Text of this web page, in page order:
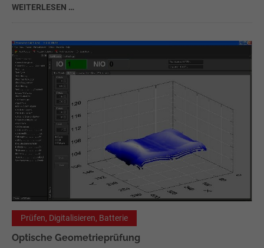
WEITERLESEN …
Prüfen, Digitalisieren, Batterie
Optische Geometrieprüfung